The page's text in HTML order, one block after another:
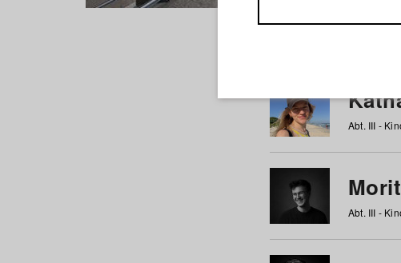
a b c d e f g h i j
Abt. III -
Abt. III -